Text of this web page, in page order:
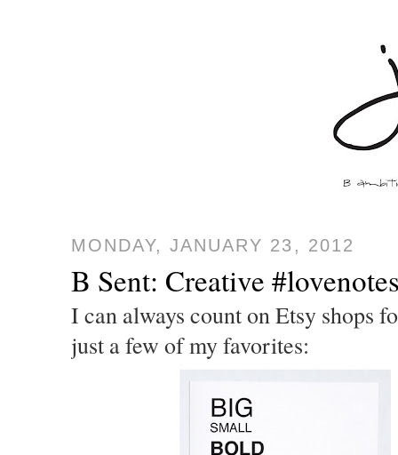
MONDAY, JANUARY 23, 2012
B Sent: Creative
I can always count on Etsy shops
just a few of my favorites: